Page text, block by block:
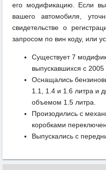
его модификацию. Если
вашего автомобиля,
свидетельстве о
запросом по вин коду, или
Существует 7
выпускавшихся с 2005
Оснащались
1.1, 1.4 и 1.6 литра и
объемом 1.5 литра.
Произодились с
коробками
Выпускались с